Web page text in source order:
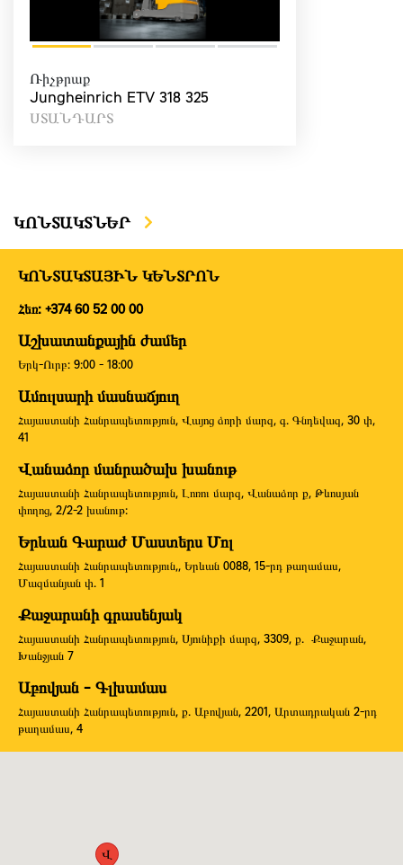
Ռիչթրաք
Jungheinrich ETV 318 325
ՍՏԱՆԴԱՐՏ
ԿՈՆՏԱԿՏՆԵՐ
ԿՈՆՏԱԿՏԱՅԻՆ ԿԵՆՏՐՈՆ
Հեռ: +374 60 52 00 00
Աշխատանքային ժամեր
Երկ-Ուրբ: 9:00 - 18:00
Ամուլսարի մասնաճյուղ
Հայաստանի Հանրապետություն, Վայոց ձորի մարզ, գ. Գնդեվազ, 30 փ,
41
Վանաձոր մանրածախ խանութ
Հայաստանի Հանրապետություն, Լոռու մարզ, Վանաձոր ք, Թևոսյան
փողոց, 2/2-2 խանութ:
Երևան Գարաժ Մաստերս Մոլ
Հայաստանի Հանրապետություն,, Երևան 0088, 15-րդ թաղամաս,
Մազմանյան փ. 1
Քաջարանի գրասենյակ
Հայաստանի Հանրապետություն, Սյունիքի մարզ, 3309, ք. Քաջարան,
Խանջյան 7
Աբովյան - Գլխամաս
Հայաստանի Հանրապետություն, ք. Աբովյան, 2201, Արտադրական 2-րդ
թաղամաս, 4
Վ